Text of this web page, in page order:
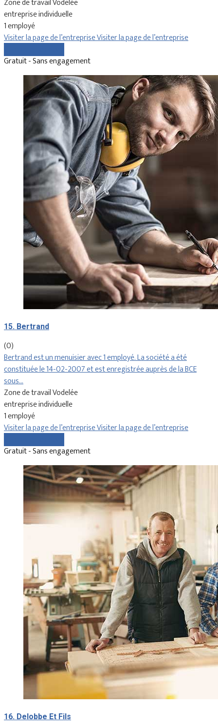
entreprise individuelle
1 employé
Visiter la page de l’entrepriseVisiter la page de l’entreprise
Gratuit - Sans engagement
15. Bertrand
(0)
Bertrand est un menuisier avec 1 employé. La société a été
constituée le 14-02-2007 et est enregistrée auprès de la BCE
sous…
Zone de travail Vodelée
entreprise individuelle
1 employé
Visiter la page de l’entrepriseVisiter la page de l’entreprise
Gratuit - Sans engagement
16. Delobbe Et Fils